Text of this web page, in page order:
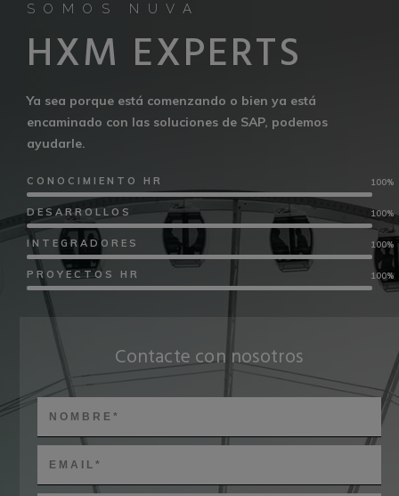
SOMOS NUVA
HXM EXPERTS
Ya sea porque está comenzando o bien ya está
encaminado con las soluciones de SAP, podemos
ayudarle.
CONOCIMIENTO HR 100%
DESARROLLOS 100%
INTEGRADORES 100%
PROYECTOS HR 100%
Contacte con nosotros